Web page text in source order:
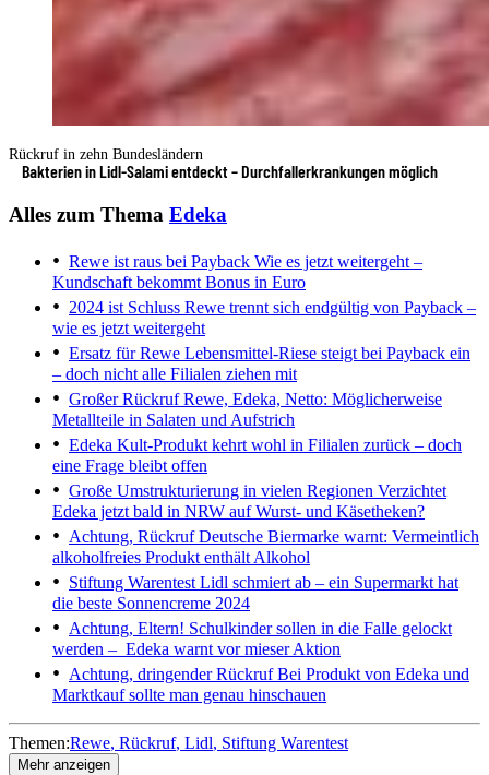
Rückruf in zehn Bundesländern
Bakterien in Lidl-Salami entdeckt – Durchfallerkrankungen möglich
Alles zum Thema Edeka
Rewe ist raus bei Payback Wie es jetzt weitergeht –
Kundschaft bekommt Bonus in Euro
2024 ist Schluss Rewe trennt sich endgültig von Payback –
wie es jetzt weitergeht
Ersatz für Rewe Lebensmittel-Riese steigt bei Payback ein
– doch nicht alle Filialen ziehen mit
Großer RückrufRewe, Edeka, Netto: Möglicherweise
Metallteile in Salaten und Aufstrich
Edeka Kult-Produkt kehrt wohl in Filialen zurück – doch
eine Frage bleibt offen
Große Umstrukturierung in vielen Regionen Verzichtet
Edeka jetzt bald in NRW auf Wurst- und Käsetheken?
Achtung, RückrufDeutsche Biermarke warnt: Vermeintlich
alkoholfreies Produkt enthält Alkohol
Stiftung Warentest Lidl schmiert ab – ein Supermarkt hat
die beste Sonnencreme 2024
Achtung, Eltern! Schulkinder sollen in die Falle gelockt
werden – Edeka warnt vor mieser Aktion
Achtung, dringender RückrufBei Produkt von Edeka und
Marktkauf sollte man genau hinschauen
Themen:Rewe Rückruf Lidl Stiftung Warentest
Mehr anzeigen